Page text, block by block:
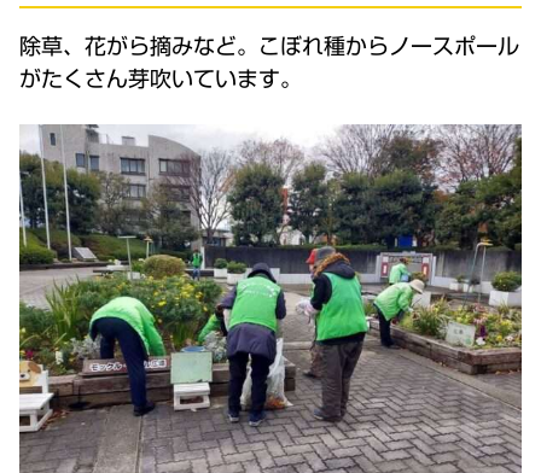
除草、花がら摘みなど。こぼれ種からノースポール
がたくさん芽吹いています。